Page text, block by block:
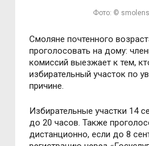
Фото: ©
Смоляне почтенного
проголосовать на дому:
комиссий выезжает к тем,
избирательный участок по
причине.
Избирательные участки 14
до 20 часов. Также
дистанционно, если до 8